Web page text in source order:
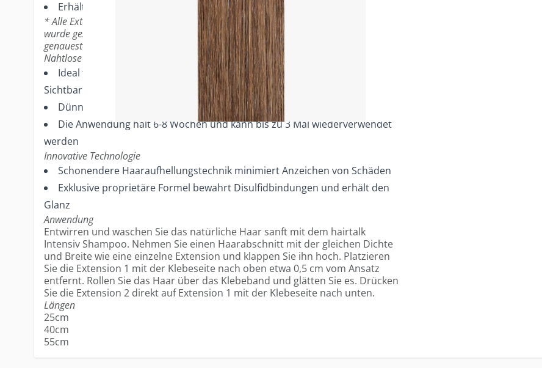
Erhältlich in 12er-Packungen
* Alle Extensions werden mit einer leichten Wellenform geliefert, das gezeigte Haar
wurde gestylt. Bitte beziehen Sie sich auf Ihren professionellen Farbring für die
genaueste Farbrepräsentation.
Nahtlose Ergebnisse
Ideal für dünneres Haar, kleinere Köpfe und Bereiche mit höherer
Sichtbarkeit
Dünnstes verfügbares Klebeband
Die Anwendung hält 6-8 Wochen und kann bis zu 3 Mal wiederverwendet
werden
Innovative Technologie
Schonendere Haaraufhellungstechnik minimiert Anzeichen von Schäden
Exklusive proprietäre Formel bewahrt Disulfidbindungen und erhält den
Glanz
Anwendung
Entwirren und waschen Sie das natürliche Haar sanft mit dem hairtalk
Intensiv Shampoo. Nehmen Sie einen Haarabschnitt mit der gleichen Dichte
und Breite wie eine einzelne Extension und klappen Sie ihn hoch. Platzieren
Sie die Extension 1 mit der Klebeseite nach oben etwa 0,5 cm vom Ansatz
entfernt. Rollen Sie das Haar über das Klebeband und glätten Sie es. Drücken
Sie die Extension 2 direkt auf Extension 1 mit der Klebeseite nach unten.
Längen
25cm
40cm
55cm